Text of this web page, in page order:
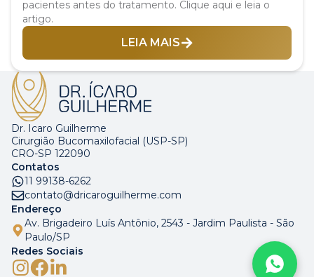
pacientes antes do tratamento. Clique aqui e leia o
artigo.
LEIA MAIS
Dr. Icaro Guilherme
Cirurgião Bucomaxilofacial (USP-SP)
CRO-SP 122090
Contatos
11 99138-6262
contato@dricaroguilherme.com
Endereço
Av. Brigadeiro Luís Antônio, 2543 - Jardim Paulista - São
Paulo/SP
Redes Sociais